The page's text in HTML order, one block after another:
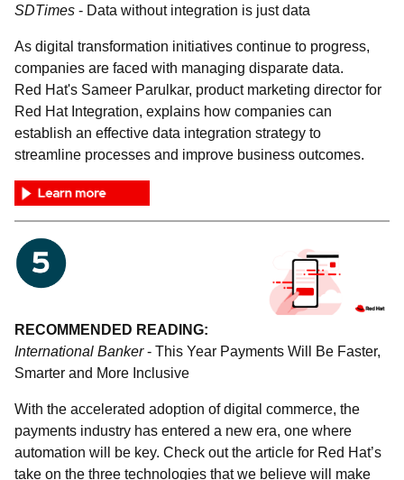
SDTimes - Data without integration is just data
As digital transformation initiatives continue to progress,
companies are faced with managing disparate data.
Red Hat's Sameer Parulkar, product marketing director for
Red Hat Integration, explains how companies can
establish an effective data integration strategy to
streamline processes and improve business outcomes.
RECOMMENDED READING:
International Banker- This Year Payments Will Be Faster,
Smarter and More Inclusive
With the accelerated adoption of digital commerce, the
payments industry has entered a new era, one where
automation will be key. Check out the article for Red Hat’s
take on the three technologies that we believe will make